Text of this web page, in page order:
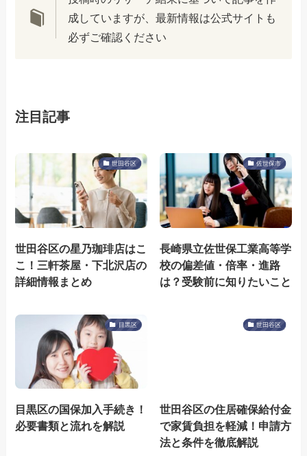
成していますが、最新情報は公式サイトも
必ずご確認ください
注目記事
世田谷区
世田谷区の星乃珈琲店はこ
こ！三軒茶屋・下北沢店の
詳細情報まとめ
佐世保市
長崎県立佐世保工業高等学
校の偏差値・倍率・進路
は？受験前に知りたいこと
目黒区
目黒区の国保加入手続き！
必要書類と流れを解説
世田谷区
世田谷区の住居確保給付金
で家賃負担を軽減！申請方
法と条件を徹底解説